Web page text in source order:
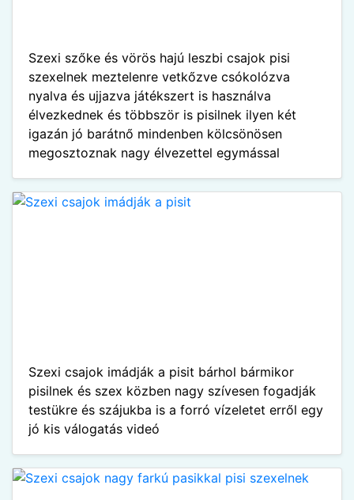
Szexi szőke és vörös hajú leszbi csajok pisi
szexelnek meztelenre vetkőzve csókolózva
nyalva és ujjazva játékszert is használva
élvezkednek és többször is pisilnek ilyen két
igazán jó barátnő mindenben kölcsönösen
megosztoznak nagy élvezettel egymással
Szexi csajok imádják a pisit bárhol bármikor
pisilnek és szex közben nagy szívesen fogadják
testükre és szájukba is a forró vízeletet erről egy
jó kis válogatás videó